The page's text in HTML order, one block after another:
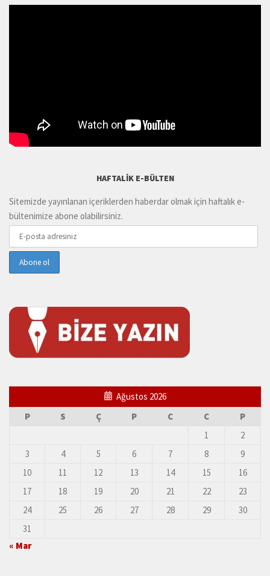
HAFTALIK E-BÜLTEN
Sitemizde yayınlanan içeriklerden haberdar olmak için haftalık e-
bültenimize abone olabilirsiniz.
Ağustos 2026
P
S Ç P C C
P
1
2
3
4 5 6 7 8
9
10
11 12 13 14 15
16
17
18 19 20 21 22
23
24
25 26 27 28 29
30
31
« Mar